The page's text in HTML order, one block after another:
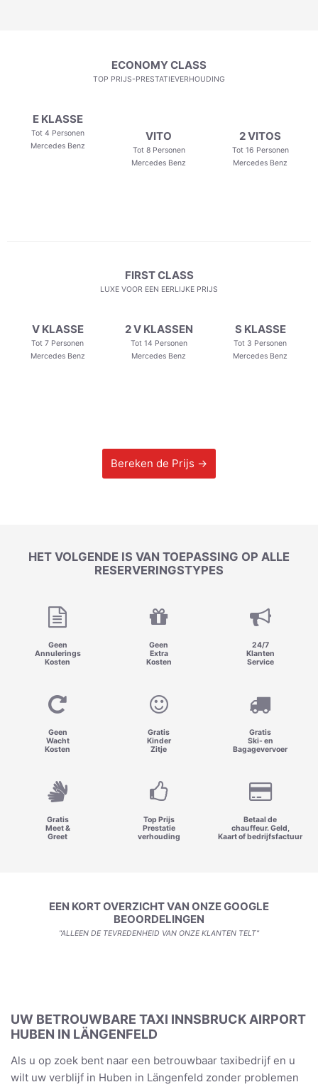
ECONOMY CLASS
TOP PRIJS-PRESTATIEVERHOUDING
E KLASSE
Tot 4 Personen
Mercedes Benz
VITO
Tot 8 Personen
Mercedes Benz
2 VITOS
Tot 16 Personen
Mercedes Benz
FIRST CLASS
LUXE VOOR EEN EERLIJKE PRIJS
V KLASSE
Tot 7 Personen
Mercedes Benz
2 V KLASSEN
Tot 14 Personen
Mercedes Benz
S KLASSE
Tot 3 Personen
Mercedes Benz
Bereken de Prijs →
HET VOLGENDE IS VAN TOEPASSING OP ALLE
RESERVERINGSTYPES
Geen
Annulerings
Kosten
Geen
Extra
Kosten
24/7
Klanten
Service
Geen
Wacht
Kosten
Gratis
Kinder
Zitje
Gratis
Ski- en
Bagagevervoer
Gratis
Meet &
Greet
Top Prijs
Prestatie
verhouding
Betaal de
chauffeur. Geld,
Kaart of bedrijfsfactuur
EEN KORT OVERZICHT VAN ONZE GOOGLE
BEOORDELINGEN
"ALLEEN DE TEVREDENHEID VAN ONZE KLANTEN TELT"
UW BETROUWBARE TAXI INNSBRUCK AIRPORT
HUBEN IN LÄNGENFELD
Als u op zoek bent naar een betrouwbaar taxibedrijf en u
wilt uw verblijf in Huben in Längenfeld zonder problemen